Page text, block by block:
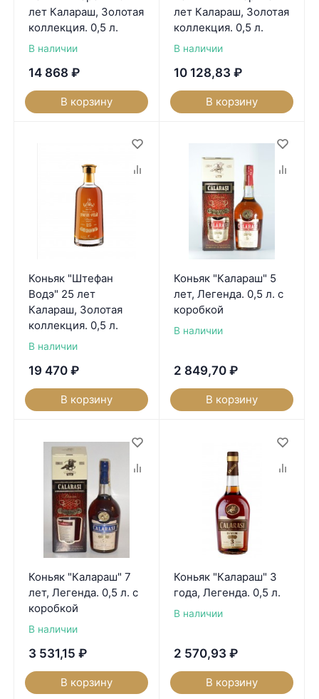
лет Калараш, Золотая
коллекция. 0,5 л.
В наличии
14 868 ₽
В корзину
лет Калараш, Золотая
коллекция. 0,5 л.
В наличии
10 128,83 ₽
В корзину
Коньяк "Штефан
Водэ" 25 лет
Калараш, Золотая
коллекция. 0,5 л.
В наличии
19 470 ₽
В корзину
Коньяк "Калараш" 5
лет, Легенда. 0,5 л. с
коробкой
В наличии
2 849,70 ₽
В корзину
Коньяк "Калараш" 7
лет, Легенда. 0,5 л. с
коробкой
В наличии
3 531,15 ₽
В корзину
Коньяк "Калараш" 3
года, Легенда. 0,5 л.
В наличии
2 570,93 ₽
В корзину